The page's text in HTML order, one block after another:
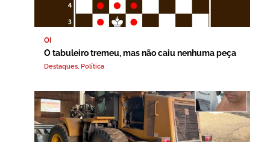
OI
O tabuleiro tremeu, mas não caiu nenhuma peça
Destaques, Política